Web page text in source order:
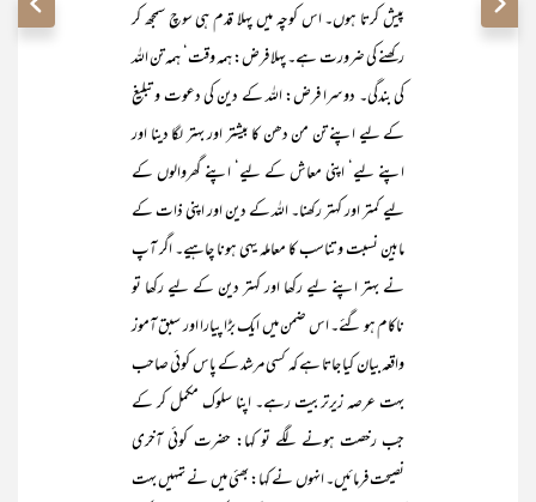
پیش کرتا ہوں۔ اس کوچہ میں پہلا قدم ہی سوچ سمجھ کر
رکھنے کی ضرورت ہے۔ پہلا فرض: ہمہ وقت‘ ہمہ تن اللہ
کی بندگی۔ دوسرا فرض: اللہ کے دین کی دعوت و تبلیغ
کے لیے اپنے تن من دھن کا بیشتر اور بہتر لگا دینا اور
اپنے لیے‘ اپنی معاش کے لیے‘ اپنے گھروالوں کے
لیے کمتر اور کہتر رکھنا۔ اللہ کے دین اور اپنی ذات کے
مابین نسبت و تناسب کا معاملہ یہی ہونا چاہیے۔ اگر آپ
نے بہتر اپنے لیے رکھا اور کہتر دین کے لیے رکھا تو
ناکام ہو گئے۔ اس ضمن میں ایک بڑا پیارا اور سبق آموز
واقعہ بیان کیا جاتا ہے کہ کسی مرشد کے پاس کوئی صاحب
بہت عرصہ زیرتربیت رہے۔ اپنا سلوک مکمل کر کے
جب رخصت ہونے لگے تو کہا: حضرت کوئی آخری
نصیحت فرمائیں۔ انہوں نے کہا: بھئی میں نے تمہیں بہت